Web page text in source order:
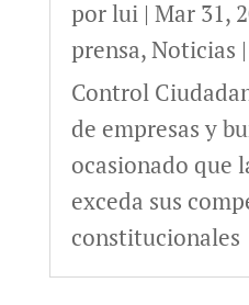
porlui| Mar 31,
prensa,Noticias
Control
de empresas y
ocasionado que
exceda sus
constitucionales